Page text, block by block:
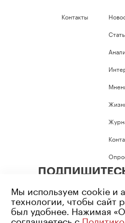
Контакты
Мы используем cookie и
технологии, чтобы сайт
был удобнее. Нажимая
соглашаетесь с